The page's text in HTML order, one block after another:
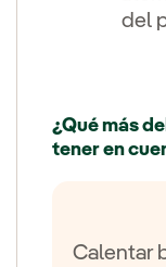
del
¿Qué más
tener en
Calentar